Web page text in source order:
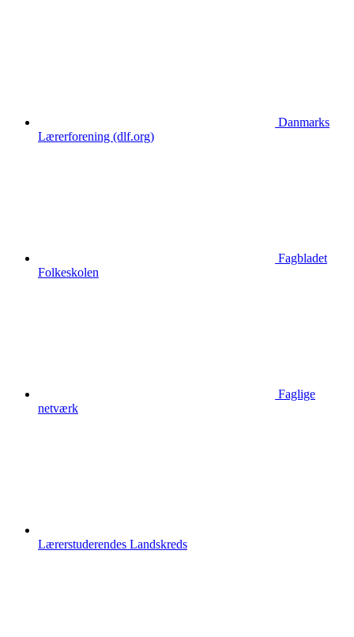
Danmarks
Lærerforening (dlf.org)
Fagbladet
Folkeskolen
Faglige
netværk
Lærerstuderendes Landskreds